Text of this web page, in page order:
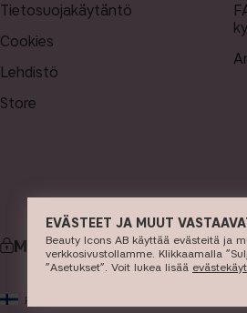
Tietosuojakäytäntö
Cookies
Lehdistö
Store
MAKSU
FI
EVÄSTEET JA MUUT
Beauty Icons AB käyttää evästeitä ja
verkkosivustollamme. Klikkaamalla
”Asetukset”. Voit lukea lisää ​